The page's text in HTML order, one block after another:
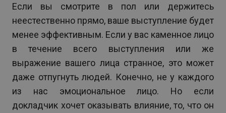
Если вы смотрите в пол или держитесь
неестественно прямо, ваше выступление будет
менее эффективным. Если у вас каменное лицо
в течение всего выступления или же
выражение вашего лица странное, это может
даже отпугнуть людей. Конечно, не у каждого
из нас эмоциональное лицо. Но если
докладчик хочет оказывать влияние, то, что он